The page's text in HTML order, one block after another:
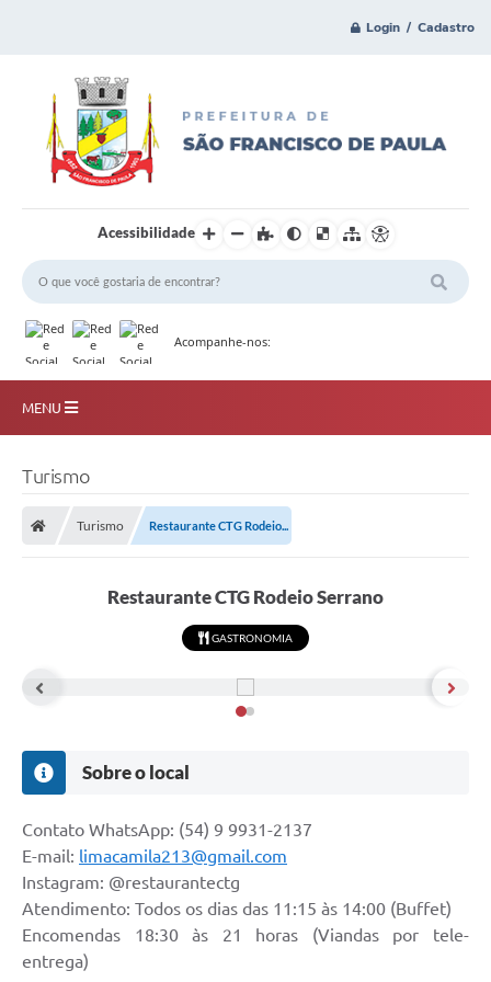
Login / Cadastro
Acessibilidade
Acompanhe-nos:
MENU
Consórcio Josafaz
Multimídia
Contato
Sala do Empreendedor
Lei Geral de Proteção de dados - LGPD
Turismo
Turismo Restaurante CTG Rodeio...
Restaurante CTG Rodeio Serrano
GASTRONOMIA
Sobre o local
Contato WhatsApp: (54) 9 9931-2137
E-mail: limacamila213@gmail.com
Instagram: @restaurantectg
Atendimento: Todos os dias das 11:15 às 14:00 (Buffet)
Encomendas 18:30 às 21 horas (Viandas por tele-
entrega)